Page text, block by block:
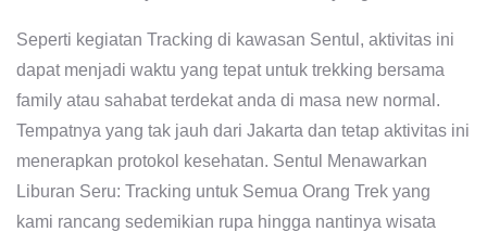
Seperti kegiatan Tracking di kawasan Sentul, aktivitas ini
dapat menjadi waktu yang tepat untuk trekking bersama
family atau sahabat terdekat anda di masa new normal.
Tempatnya yang tak jauh dari Jakarta dan tetap aktivitas ini
menerapkan protokol kesehatan. Sentul Menawarkan
Liburan Seru: Tracking untuk Semua Orang Trek yang
kami rancang sedemikian rupa hingga nantinya wisata